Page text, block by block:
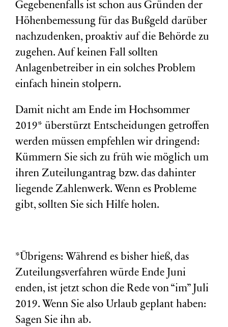
Gegebenenfalls ist schon aus Gründen der
Höhenbemessung für das Bußgeld darüber
nachzudenken, proaktiv auf die Behörde zu
zugehen. Auf keinen Fall sollten
Anlagenbetreiber in ein solches Problem
einfach hinein stolpern.
Damit nicht am Ende im Hochsommer
2019* überstürzt Entscheidungen getroffen
werden müssen empfehlen wir dringend:
Kümmern Sie sich zu früh wie möglich um
ihren Zuteilungantrag bzw. das dahinter
liegende Zahlenwerk. Wenn es Probleme
gibt, sollten Sie sich Hilfe holen.
*Übrigens: Während es bisher hieß, das
Zuteilungsverfahren würde Ende Juni
enden, ist jetzt schon die Rede von “im” Juli
2019. Wenn Sie also Urlaub geplant haben:
Sagen Sie ihn ab.